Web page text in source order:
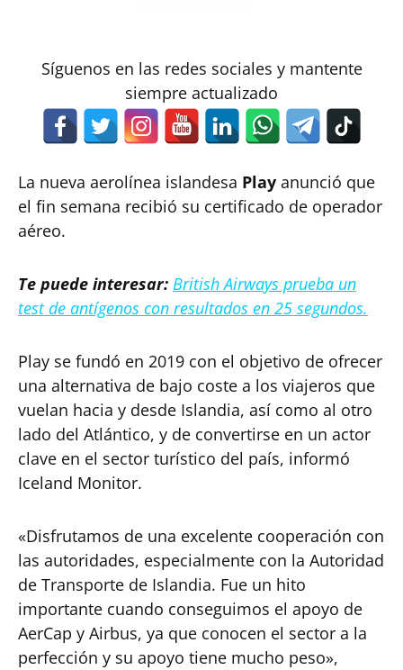
Síguenos en las redes sociales y mantente
siempre actualizado
La nueva aerolínea islandesa Play anunció que
el fin semana recibió su certificado de operador
aéreo.
Te puede interesar: British Airways prueba un
test de antígenos con resultados en 25 segundos.
Play se fundó en 2019 con el objetivo de ofrecer
una alternativa de bajo coste a los viajeros que
vuelan hacia y desde Islandia, así como al otro
lado del Atlántico, y de convertirse en un actor
clave en el sector turístico del país, informó
Iceland Monitor.
«Disfrutamos de una excelente cooperación con
las autoridades, especialmente con la Autoridad
de Transporte de Islandia. Fue un hito
importante cuando conseguimos el apoyo de
AerCap y Airbus, ya que conocen el sector a la
perfección y su apoyo tiene mucho peso»,